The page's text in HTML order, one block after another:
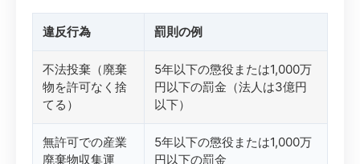
違反行為 罰則の例
不法投棄（廃棄
物を許可なく捨
てる）
5年以下の懲役または1,000万
円以下の罰金（法人は3億円
以下）
無許可での産業
廃棄物収集運
5年以下の懲役または1,000万
円以下の罰金